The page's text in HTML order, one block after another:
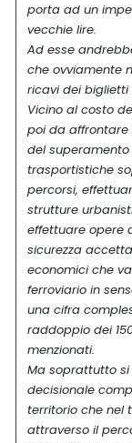
porta ad un
vecchie lire.
Ad esse
che ovviamente
ricavi dei
Vicino al costo
poi da
del
trasportistiche
percorsi,
strutture
effettuare opere
sicurezza
economici che
ferroviario in
una cifra
raddoppio dei
menzionati.
Ma soprattutto
decisionale
territorio che nel
attraverso il